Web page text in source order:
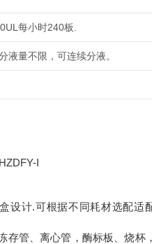
每小时240板.
液量不限，可连续分液。
设计.可根据不同耗材选配适
存管、离心管，酶标板、烧杯